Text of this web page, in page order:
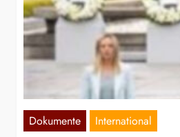
Dokumente International